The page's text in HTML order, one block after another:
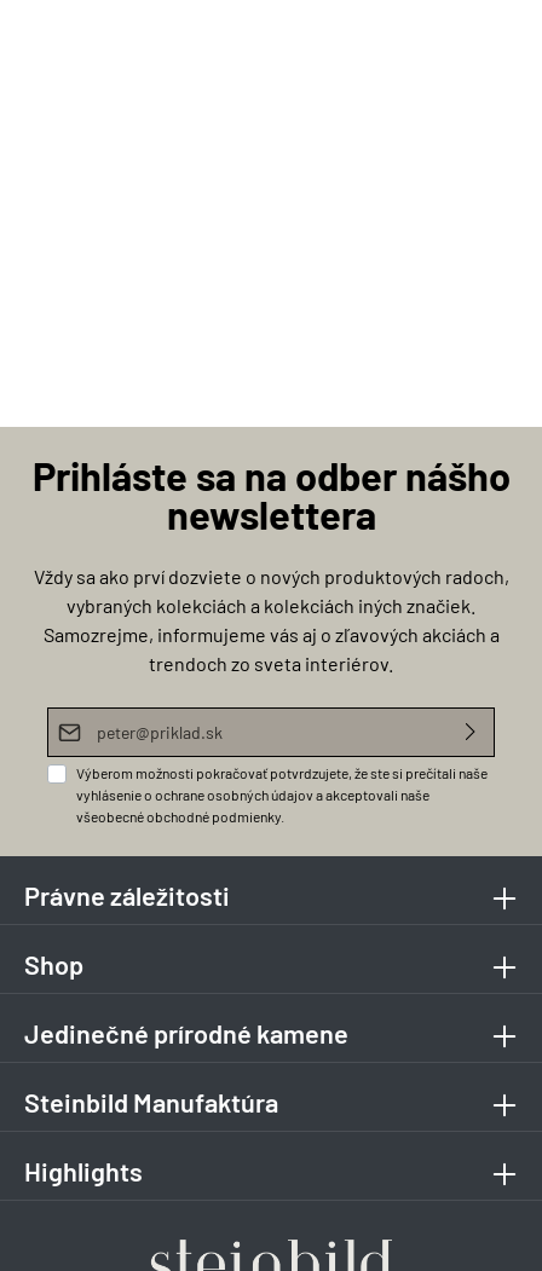
Prihláste sa na odber nášho
newslettera
Vždy sa ako prví dozviete o nových produktových radoch,
vybraných kolekciách a kolekciách iných značiek.
Samozrejme, informujeme vás aj o zľavových akciách a
trendoch zo sveta interiérov.
E-mailová adresa*
Výberom možnosti pokračovať potvrdzujete, že ste si prečítali naše
vyhlásenie o ochrane osobných údajova akceptovali naše
všeobecné obchodné podmienky
Právne záležitosti
Shop
Jedinečné prírodné kamene
Steinbild Manufaktúra
Highlights